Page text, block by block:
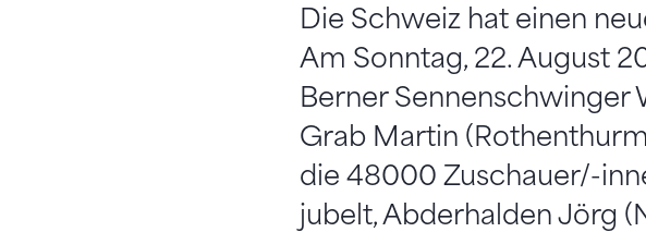
Die Schweiz hat einen
Am Sonntag, 22. August
Berner Sennenschwinger
Grab Martin
die 48000 Zuschauer/-
jubelt, Abderhalden Jörg